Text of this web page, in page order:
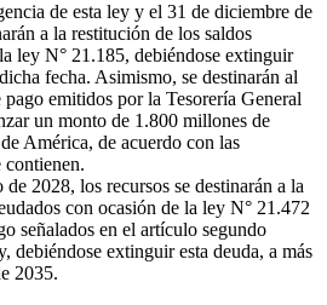
de esta ley y el 31 de diciembre de
a la restitución de los saldos
ley N° 21.185, debiéndose extinguir
fecha. Asimismo, se destinarán al
emitidos por la Tesorería General
un monto de 1.800 millones de
América, de acuerdo con las
contienen.
2028, los recursos se destinarán a la
con ocasión de la ley N° 21.472
señalados en el artículo segundo
debiéndose extinguir esta deuda, a más
2035.